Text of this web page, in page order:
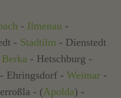
- Ilmenau -
- Stadtilm - Dienstedt
- Hetschburg -
Ehringsdorf - Weimar -
- (Apolda) -